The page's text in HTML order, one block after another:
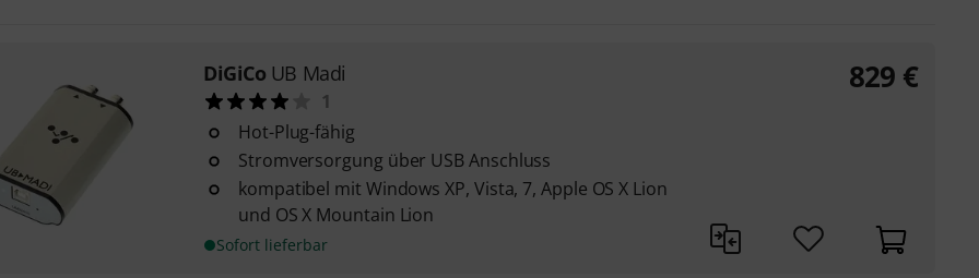
DiGiCo UB Madi
1
Hot-Plug-fähig
Stromversorgung über USB Anschluss
kompatibel mit Windows XP, Vista, 7, Apple OS X Lion
und OS X Mountain Lion
Sofort lieferbar
829 €